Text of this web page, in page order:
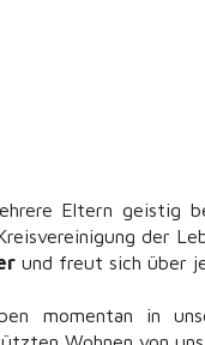
Eltern geistig
der
und freut sich über
momentan in